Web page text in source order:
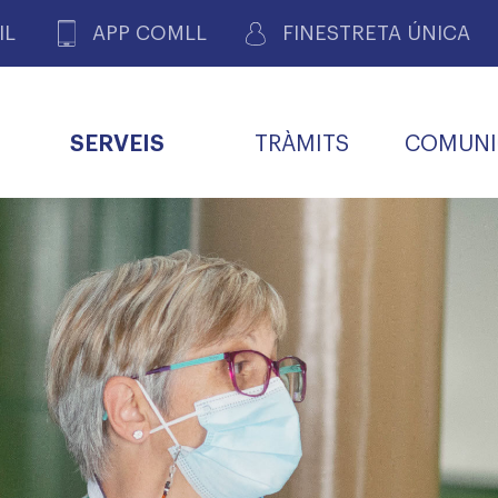
APP COMLL FINESTRETA ÚNICA
SERVEIS TRÀMITS
DE GOVERN COMISSIÓ DEONTOLÒGICA
INFORMÀTICA I NOVES
TECNOLOGIES
BORSA DE FEINA
FORMACIÓ
FAMÍLIES I LA LLAR
ALERTES
FARMACÈUTIQUES
BUTLLETÍ MÈDIC
R
CARNET METGE
COL·LEGIAT
TALONARIS
Assistència